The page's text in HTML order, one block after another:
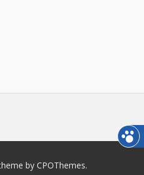
by CPOThemes.